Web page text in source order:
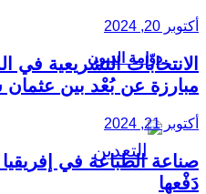
دوّامة الديون
أكتوبر 20, 2024
الانتخابات التشريعية
مبارزة عن بُعْد بين
أكتوبر 21, 2024
صناعة الطباعة في
دَفْعها